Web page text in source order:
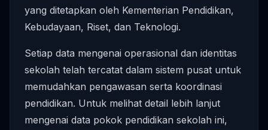
yang ditetapkan oleh Kementerian Pendidikan,
Kebudayaan, Riset, dan Teknologi.
Setiap data mengenai operasional dan identitas
sekolah telah tercatat dalam sistem pusat untuk
memudahkan pengawasan serta koordinasi
pendidikan. Untuk melihat detail lebih lanjut
mengenai data pokok pendidikan sekolah ini,